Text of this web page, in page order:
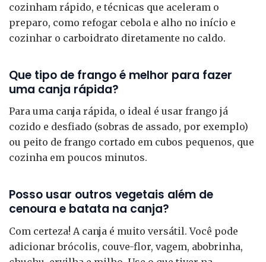
cozinham rápido, e técnicas que aceleram o
preparo, como refogar cebola e alho no início e
cozinhar o carboidrato diretamente no caldo.
Que tipo de frango é melhor para fazer
uma canja rápida?
Para uma canja rápida, o ideal é usar frango já
cozido e desfiado (sobras de assado, por exemplo)
ou peito de frango cortado em cubos pequenos, que
cozinha em poucos minutos.
Posso usar outros vegetais além de
cenoura e batata na canja?
Com certeza! A canja é muito versátil. Você pode
adicionar brócolis, couve-flor, vagem, abobrinha,